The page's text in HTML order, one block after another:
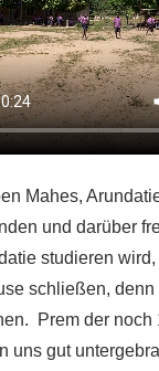
Mahes,
und darüber
studieren
schließen, denn
Prem der noch
uns gut